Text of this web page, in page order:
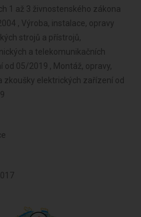
1 až 3 živnostenského zákona
, Výroba, instalace, opravy
strojů a přístrojů,
a telekomunikačních
od 05/2019 , Montáž, opravy,
zkoušky elektrických zařízení od